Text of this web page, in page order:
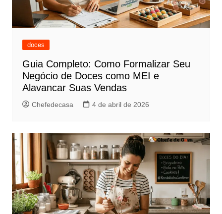
doces
Guia Completo: Como Formalizar Seu
Negócio de Doces como MEI e
Alavancar Suas Vendas
Chefedecasa 4 de abril de 2026